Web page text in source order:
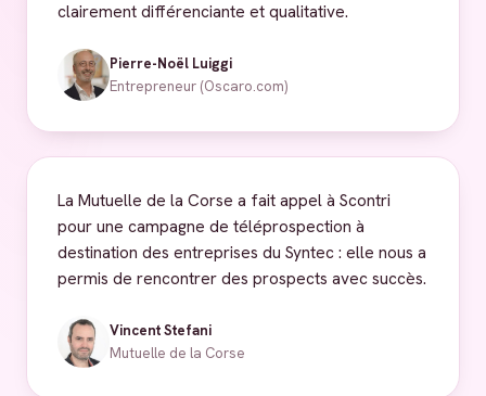
clairement différenciante et qualitative.
Pierre-Noël Luiggi
Entrepreneur (Oscaro.com)
La Mutuelle de la Corse a fait appel à Scontri
pour une campagne de téléprospection à
destination des entreprises du Syntec : elle nous a
permis de rencontrer des prospects avec succès.
Vincent Stefani
Mutuelle de la Corse